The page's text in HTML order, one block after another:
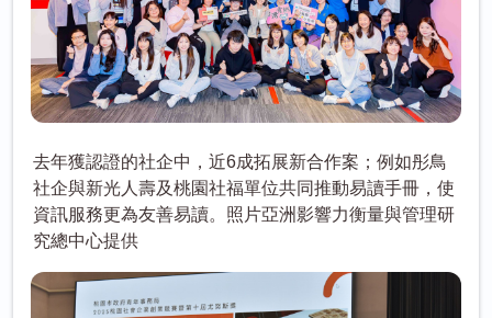
去年獲認證的社企中，近6成拓展新合作案；例如彤鳥
社企與新光人壽及桃園社福單位共同推動易讀手冊，使
資訊服務更為友善易讀。照片亞洲影響力衡量與管理研
究總中心提供